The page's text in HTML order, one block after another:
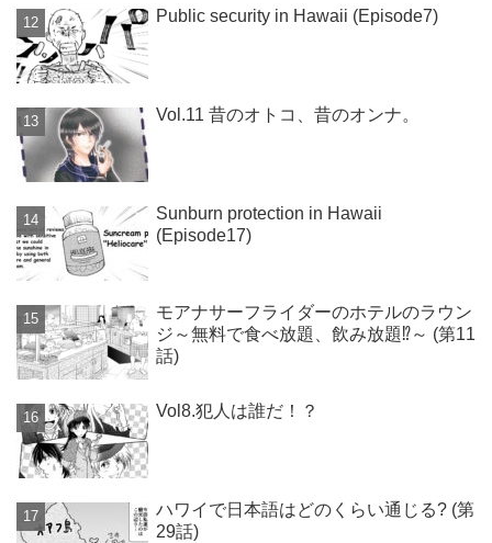
Public security in Hawaii (Episode7)
Vol.11 昔のオトコ、昔のオンナ。
Sunburn protection in Hawaii
(Episode17)
モアナサーフライダーのホテルのラウン
ジ～無料で食べ放題、飲み放題⁉～ (第11
話)
Vol8.犯人は誰だ！？
ハワイで日本語はどのくらい通じる? (第
29話)